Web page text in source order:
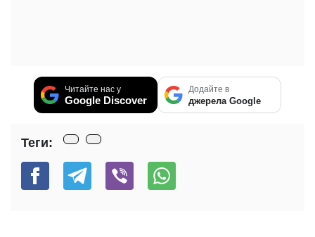
Читайте нас у
Google Discover
Додайте в
джерела Google
Теги: